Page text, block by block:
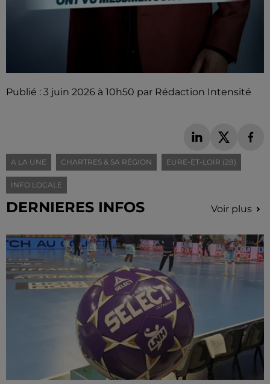
Publié : 3 juin 2026 à 10h50 par Rédaction Intensité
A LA UNE CHARTRES & SA RÉGION EURE-ET-LOIR (28)
INFO LOCALE
DERNIERES INFOS Voir plus